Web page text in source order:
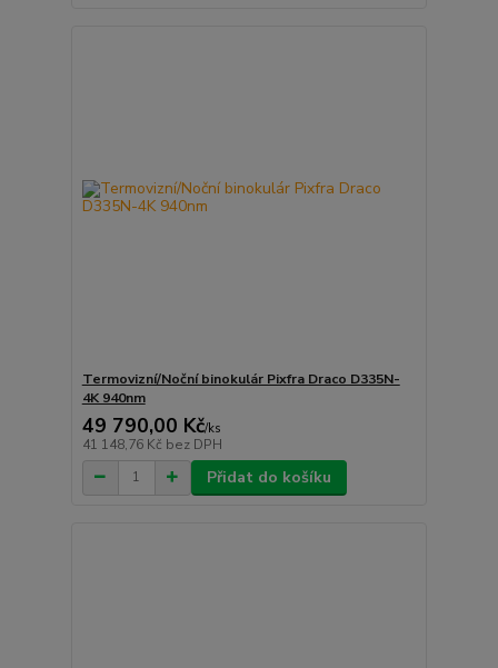
Termovizní/Noční binokulár Pixfra Draco D335N-
4K 940nm
49 790,00 Kč/ks
41 148,76 Kč bez DPH
Přidat do košíku